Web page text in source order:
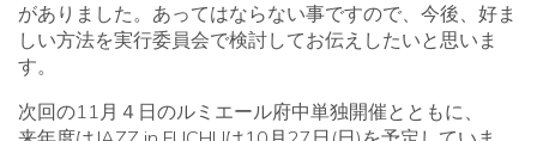
がありました。あってはならない事ですので、今後、好ま
しい方法を実行委員会で検討してお伝えしたいと思いま
す。
次回の11月４日のルミエール府中単独開催とともに、